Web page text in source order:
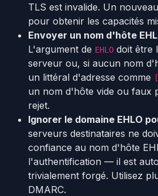
TLS est invalide. Un nouveau
pour obtenir les capacités
Envoyer un nom d'hôte
L'argument de EHLO doit être
serveur ou, si aucun nom
un littéral d'adresse comme
un nom d'hôte vide ou faux
rejet.
Ignorer le domaine EHLO
serveurs destinataires ne
confiance au nom d'hôte
l'authentification — il est
trivialement forgé. Utilisez
DMARC.